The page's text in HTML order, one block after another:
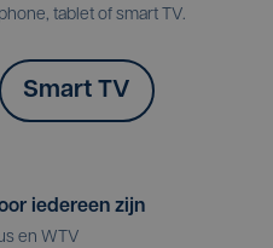
tablet of smart TV.
Smart TV
iedereen zijn
en WTV